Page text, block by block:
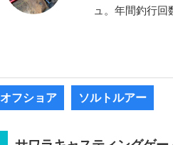
ュ。年間釣行回
オフショア ソルトルアー